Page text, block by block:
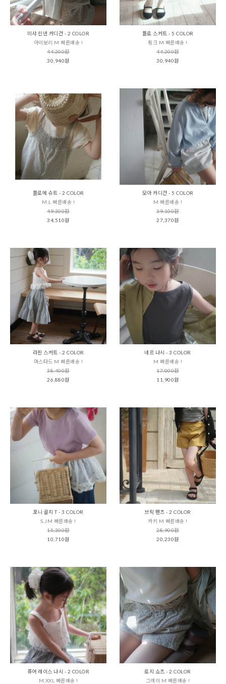
미샤 린넨 카디건 - 2 COLOR
아이보리 M 빠른배송 !
44,200원
30,940원
플로 스커트 - 5 COLOR
핑크 M 빠른배송 !
44,200원
30,940원
플로에 슈트 - 2 COLOR
M,L 빠른배송 !
49,300원
34,510원
모아 카디건 - 5 COLOR
M 빠른배송 !
39,100원
27,370원
라핀 스커트 - 2 COLOR
머스타드 M 빠른배송 !
38,400원
26,880원
네르 나시 - 3 COLOR
M 빠른배송 !
17,000원
11,900원
포니 골지 T - 3 COLOR
S,JM 빠른배송 !
15,300원
10,710원
브릭 팬츠 - 2 COLOR
카키 M 빠른배송 !
28,900원
20,230원
퓨어 레이스 나시 - 2 COLOR
M,XXL 빠른배송 !
로지 쇼츠 - 2 COLOR
그레이 M 빠른배송 !